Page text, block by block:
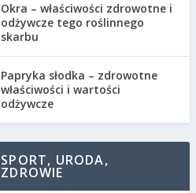
Okra – właściwości zdrowotne i
odżywcze tego roślinnego
skarbu
Papryka słodka – zdrowotne
właściwości i wartości
odżywcze
SPORT, URODA,
ZDROWIE